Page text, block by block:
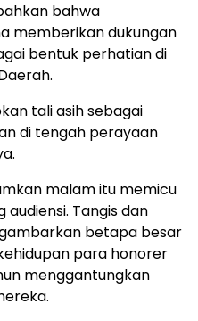
bahwa
memberikan dukungan
bentuk perhatian di
tali asih sebagai
di tengah perayaan
malam itu memicu
Tangis dan
betapa besar
para honorer
menggantungkan